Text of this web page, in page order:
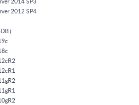
2012 SP4
）